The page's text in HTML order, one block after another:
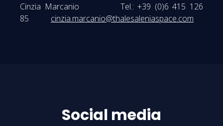
Cinzia Marcanio Tel.: +39 (0)6 415 126
85 cinzia.marcanio@thalesaleniaspace.com
Social media